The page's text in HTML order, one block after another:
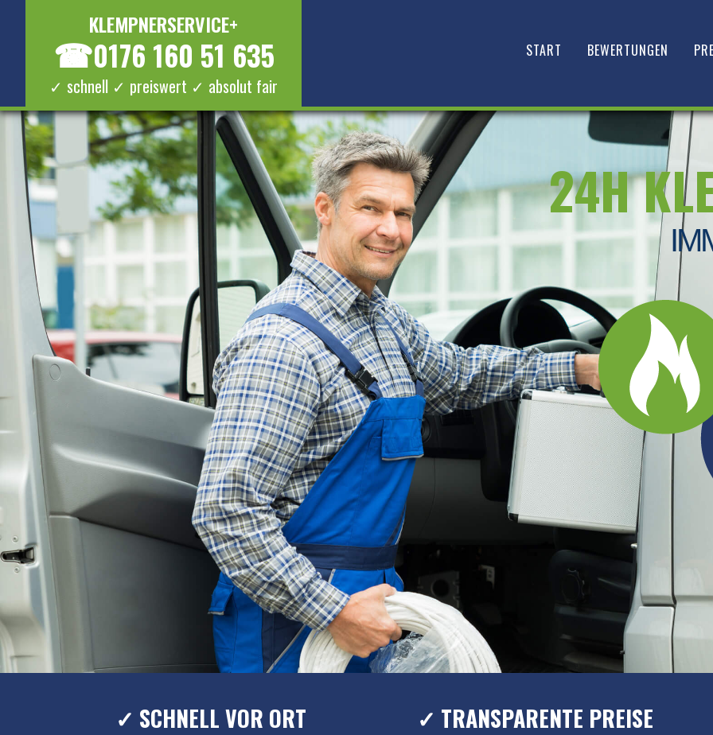
KLEMPNERSERVICE+
☎0176 160 51 635
✓ schnell ✓ preiswert ✓ absolut fair
START BEWERTUNGEN
24H
✓ SCHNELL VOR ORT ✓ TRANSPARENTE PREISE